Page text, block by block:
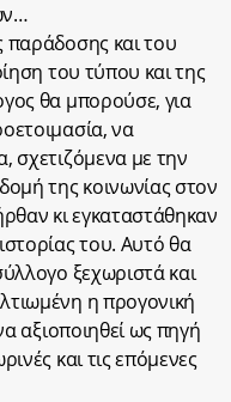
παράδοσης και του
του τύπου και της
θα μπορούσε, για
να
σχετιζόμενα με την
της κοινωνίας στον
κι εγκαταστάθηκαν
του. Αυτό θα
ξεχωριστά και
η προγονική
αξιοποιηθεί ως πηγή
και τις επόμενες